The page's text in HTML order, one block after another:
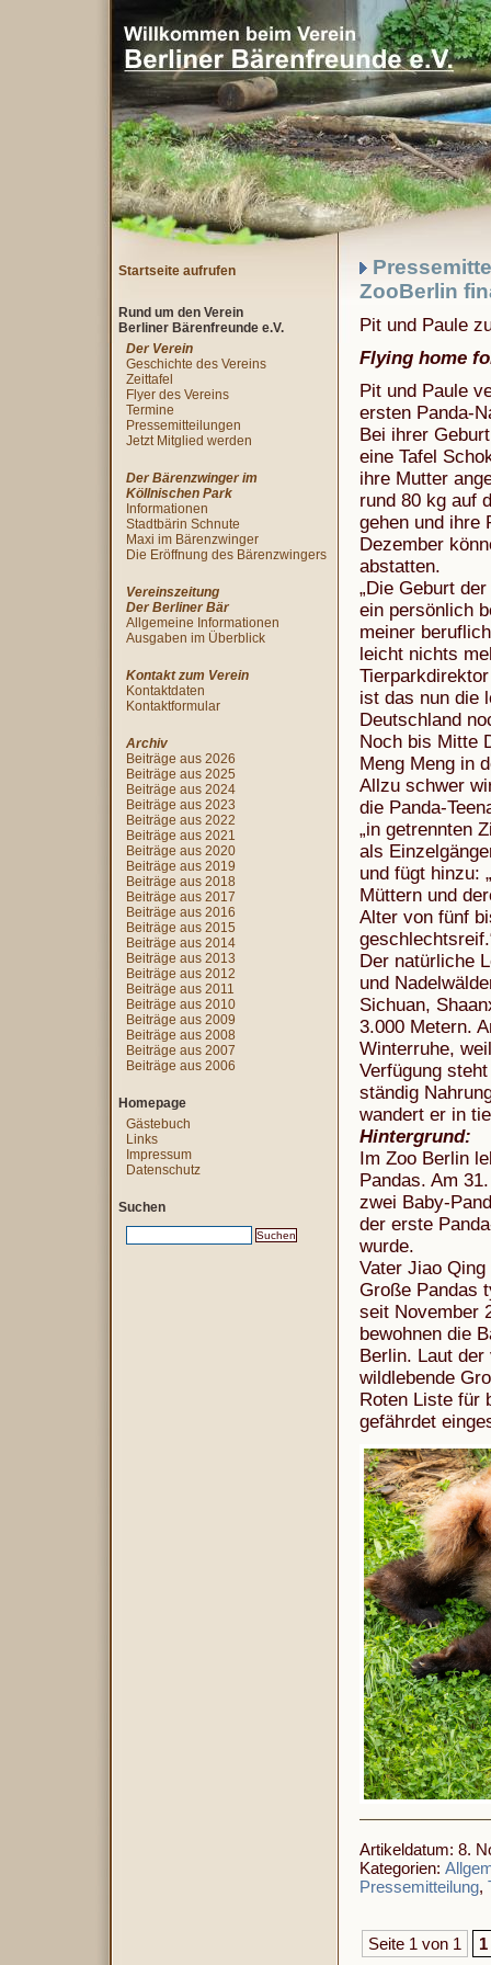
ZooBerlin
Pit und Paule
Flying home
Pit und Paule
ersten Panda-
Bei ihrer
eine Tafel
ihre Mutter
rund 80 kg auf
gehen und ihre
Dezember
abstatten.
„Die Geburt
ein persönlich
meiner
leicht nichts
ist das nun die
Deutschland
Noch bis Mitte
Meng Meng in
Allzu schwer
die Panda-
„in getrennten
als
und fügt hinzu:
Müttern und
Alter von fünf
Der natürliche
und
Sichuan,
3.000 Metern.
Winterruhe,
Verfügung
ständig
wandert er in
Hintergrund:
Im Zoo Berlin
Pandas. Am
zwei Baby-
der erste
wurde.
Vater Jiao
Große Pandas
seit November
bewohnen die
Berlin. Laut
wildlebende
Roten Liste für
gefährdet
Artikeldatum: 8.
Kategorien:
Pressemitteilung,
Seite 1 von 1 1
Startseite aufrufen
Rund um den Verein
Berliner Bärenfreunde e.V.
Der Verein
Geschichte des Vereins
Zeittafel
Flyer des Vereins
Termine
Pressemitteilungen
Jetzt Mitglied werden
Der Bärenzwinger im
Köllnischen Park
Informationen
Stadtbärin Schnute
Maxi im Bärenzwinger
Die Eröffnung des Bärenzwingers
Vereinszeitung
Der Berliner Bär
Allgemeine Informationen
Ausgaben im Überblick
Kontakt zum Verein
Kontaktdaten
Kontaktformular
Archiv
Beiträge aus 2026
Beiträge aus 2025
Beiträge aus 2024
Beiträge aus 2023
Beiträge aus 2022
Beiträge aus 2021
Beiträge aus 2020
Beiträge aus 2019
Beiträge aus 2018
Beiträge aus 2017
Beiträge aus 2016
Beiträge aus 2015
Beiträge aus 2014
Beiträge aus 2013
Beiträge aus 2012
Beiträge aus 2011
Beiträge aus 2010
Beiträge aus 2009
Beiträge aus 2008
Beiträge aus 2007
Beiträge aus 2006
Homepage
Gästebuch
Links
Impressum
Datenschutz
Suchen